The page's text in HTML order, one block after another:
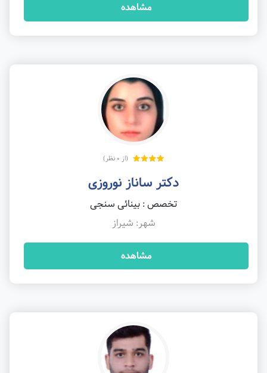
مشاهده
(از 0 نظر)
دکتر ساناز نوروزی
تخصص : بینائی سنجی
شهر: شیراز
مشاهده